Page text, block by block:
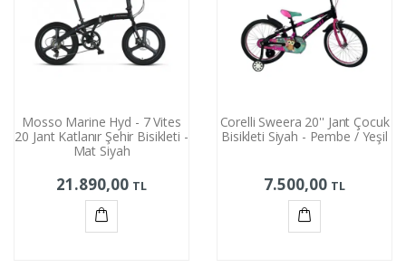
Mosso Marine Hyd - 7 Vites
20 Jant Katlanır Şehir Bisikleti -
Mat Siyah
21.890,00 TL
Corelli Sweera 20'' Jant Çocuk
Bisikleti Siyah - Pembe / Yeşil
7.500,00 TL